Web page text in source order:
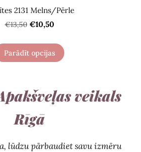
veikals
Rīgā
lūdzu pārbaudiet savu izmēru
2131 Melns/Pērle
€13,50 €10,50
Parādīt opcijas